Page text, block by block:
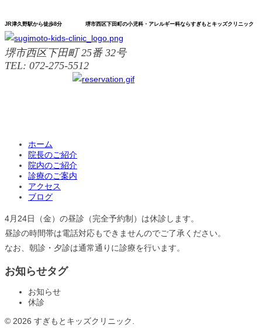
JR津久野駅から徒歩8分 堺市西区下田町の小児科 ・アレルギー科ならすぎもと キッズクリニック
堺市西区下田町 25番 32号
TEL: 072-275-5512
ホーム
院長のご紹介
院内のご紹介
診療のご案内
アクセス
ブログ
4月24日（金）の昼診（完全予約制）は休診します。
昼診の時間帯は電話対応もできませんのでご了承ください。
なお、朝診・夕診は通常通りに診療を行います。
お知らせタグ
お知らせ
休診
© 2026 すぎもとキッズクリニック.